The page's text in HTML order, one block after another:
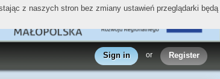
Sign in or Register
z naszych stron bez zmiany ustawień przeglądarki